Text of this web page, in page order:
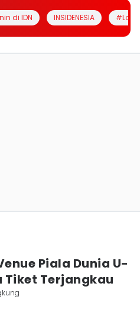
di IDN INSIDENESIA
Piala Dunia U-
Tiket Terjangkau